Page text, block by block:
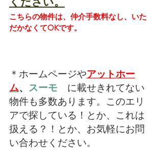
こちらの物件は、仲介手数料なし、いた
だかなくてOKです。
＊ホームページやアットホー
ム、 スーモ に載せきれてない
物件も多数あります。このエリ
アで探している！とか、これは
扱える？！とか、お気軽にお問
い合わせください。